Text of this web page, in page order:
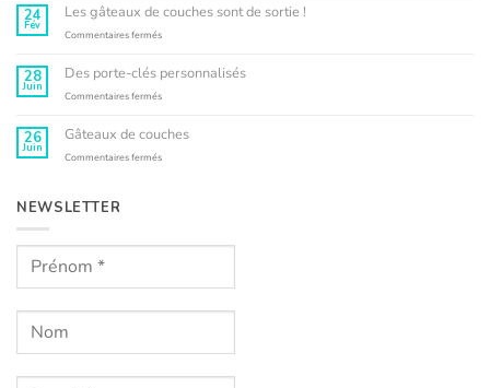
L’Atelier
Kyko
s’engage
24
Fév
Les gâteaux de couches sont de sortie !
Commentaires ferméssur
de
couches
sortie
!
28
Juin
Des porte-clés personnalisés
Commentaires ferméssur
clés
personnalisés
26
Juin
Gâteaux de couches
Commentaires ferméssur
NEWSLETTER